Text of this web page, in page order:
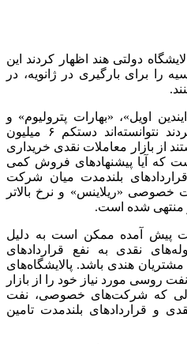
دولتی هند اظهار کردند این
را برای بارگیری در ژانویه، در
اویل»، «بهارات پترولیوم» و
«هندوستان پترولیوم» اعلام کردند نتوانسته‌اند دستکم ۶ میلیون
از بازار معاملات نقدی خریداری
که آیا پیشنهادهای فروش کمی
بلندمدت میان شرکت
«ریلاینس» و نرخ بالاتر
منتهی شده است.
پیش آمده ممکن است به دلیل
نقدی به نفع قراردادهای
هندی باشد. پالایشگاه‌های
روسی مورد نیاز خود را از بازار
که شرکت‌های خصوصی، نفت
و قراردادهای بلندمدت تامین